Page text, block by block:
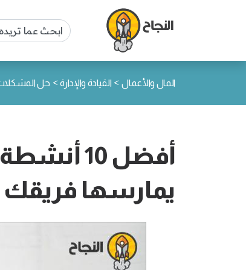
المال والأعمال > القيادة والإدارة > حل
أفضل 10
يمارسها فريقك